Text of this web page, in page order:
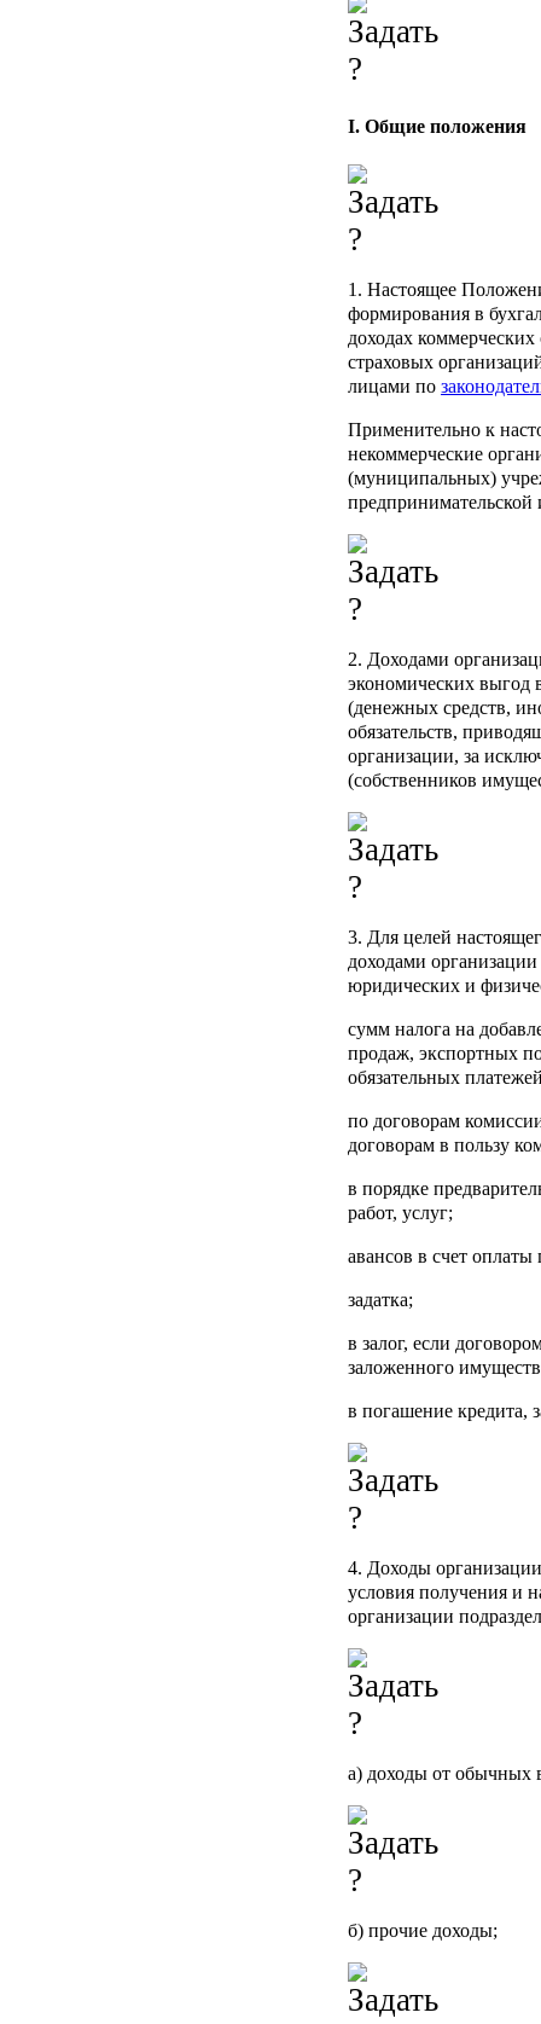
I. Общие положения
1. Настоящее
формирования в
доходах
страховых
лицами по
Применительно к
некоммерческие
(муниципальных)
предпринимательской
2. Доходами
экономических выгод
(денежных средств,
обязательств,
организации, за
(собственников
3. Для целей
доходами
юридических и
сумм налога на
продаж, экспортных
обязательных
по договорам
договорам в пользу
в порядке
работ, услуг;
авансов в счет
задатка;
в залог, если
заложенного
в погашение кредита,
4. Доходы
условия получения и
организации
а) доходы от обычных
б) прочие доходы;